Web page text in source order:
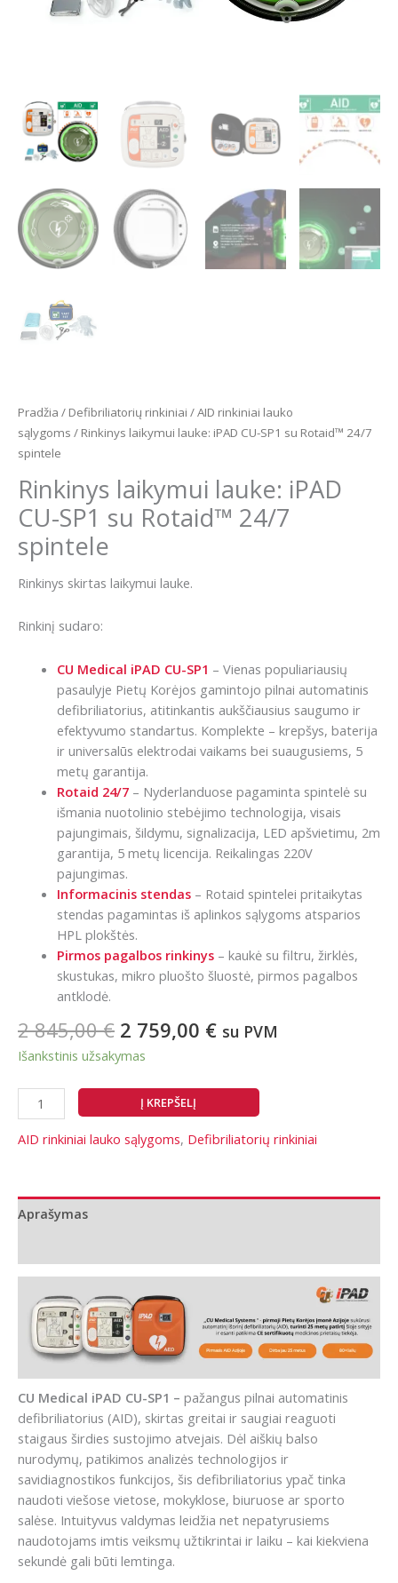
Pradžia / Defibriliatorių rinkiniai /AID rinkiniai lauko
sąlygoms / Rinkinys laikymui lauke: iPAD CU-SP1 su Rotaid™ 24/7
spintele
Rinkinys laikymui lauke: iPAD
CU-SP1 su Rotaid™ 24/7
spintele
Rinkinys skirtas laikymui lauke.
Rinkinį sudaro:
CU Medical iPAD CU-SP1 – Vienas populiariausių
pasaulyje Pietų Korėjos gamintojo pilnai automatinis
defibriliatorius, atitinkantis aukščiausius saugumo ir
efektyvumo standartus. Komplekte – krepšys, baterija
ir universalūs elektrodai vaikams bei suaugusiems, 5
metų garantija.
Rotaid 24/7– Nyderlanduose pagaminta spintelė su
išmania nuotolinio stebėjimo technologija, visais
pajungimais, šildymu, signalizacija, LED apšvietimu, 2m
garantija, 5 metų licencija. Reikalingas 220V
pajungimas.
Informacinis stendas– Rotaid spintelei pritaikytas
stendas pagamintas iš aplinkos sąlygoms atsparios
HPL plokštės.
Pirmos pagalbos rinkinys– kaukė su filtru, žirklės,
skustukas, mikro pluošto šluostė, pirmos pagalbos
antklodė.
2 845,00€ Original
price
was:
2
845,00 €.
2 759,00 €Current
2
759,00 €.
su PVM
Išankstinis užsakymas
produkto
kiekis:
Rinkinys
iPAD
CU-
Rotaid™
24/7
spintele
Į KREPŠELĮ
AID rinkiniai lauko sąlygoms, Defibriliatorių rinkiniai
Aprašymas
CU Medical iPAD CU-SP1 – pažangus pilnai automatinis
defibriliatorius (AID), skirtas greitai ir saugiai reaguoti
staigaus širdies sustojimo atvejais. Dėl aiškių balso
nurodymų, patikimos analizės technologijos ir
savidiagnostikos funkcijos, šis defibriliatorius ypač tinka
naudoti viešose vietose, mokyklose, biuruose ar sporto
salėse. Intuityvus valdymas leidžia net nepatyrusiems
naudotojams imtis veiksmų užtikrintai ir laiku – kai kiekviena
sekundė gali būti lemtinga.